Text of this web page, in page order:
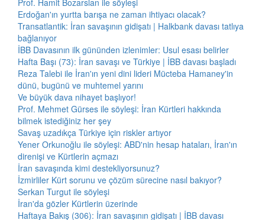
Prof. Hamit Bozarslan ile söyleşi
Erdoğan'ın yurtta barışa ne zaman ihtiyacı olacak?
Transatlantik: İran savaşının gidişatı | Halkbank davası tatlıya
bağlanıyor
İBB Davasının ilk gününden izlenimler: Usul esası belirler
Hafta Başı (73): İran savaşı ve Türkiye | İBB davası başladı
Reza Talebi ile İran'ın yeni dini lideri Mücteba Hamaney'in
dünü, bugünü ve muhtemel yarını
Ve büyük dava nihayet başlıyor!
Prof. Mehmet Gürses ile söyleşi: İran Kürtleri hakkında
bilmek istediğiniz her şey
Savaş uzadıkça Türkiye için riskler artıyor
Yener Orkunoğlu ile söyleşi: ABD'nin hesap hataları, İran'ın
direnişi ve Kürtlerin açmazı
İran savaşında kimi destekliyorsunuz?
İzmirliler Kürt sorunu ve çözüm sürecine nasıl bakıyor?
Serkan Turgut ile söyleşi
İran'da gözler Kürtlerin üzerinde
Haftaya Bakış (306): İran savaşının gidişatı | İBB davası